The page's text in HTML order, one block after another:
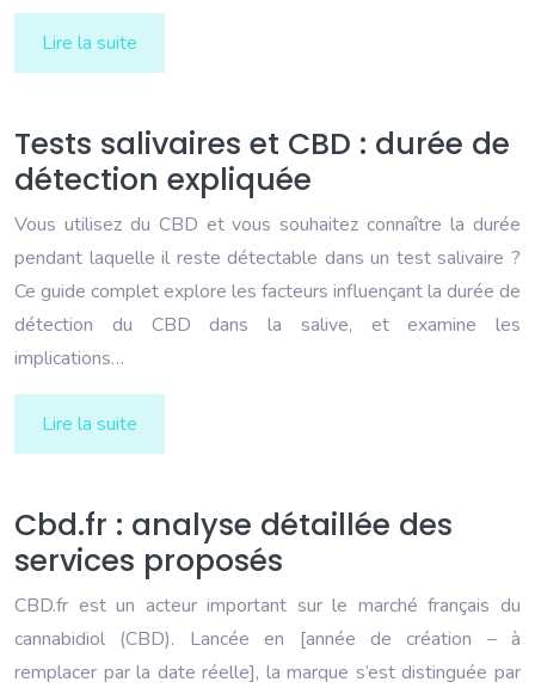
Lire la suite
Tests salivaires et CBD : durée de
détection expliquée
Vous utilisez du CBD et vous souhaitez connaître la durée
pendant laquelle il reste détectable dans un test salivaire ?
Ce guide complet explore les facteurs influençant la durée de
détection du CBD dans la salive, et examine les
implications…
Lire la suite
Cbd.fr : analyse détaillée des
services proposés
CBD.fr est un acteur important sur le marché français du
cannabidiol (CBD). Lancée en [année de création – à
remplacer par la date réelle], la marque s’est distinguée par